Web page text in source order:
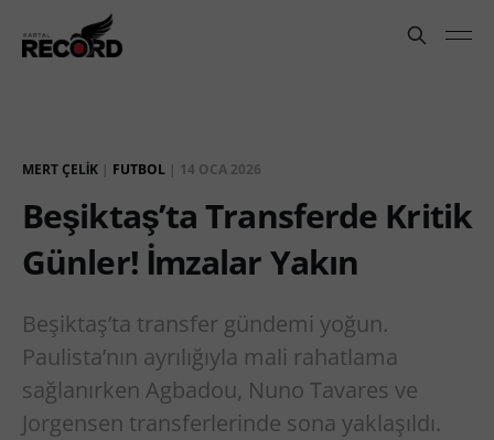
MERT ÇELIK | FUTBOL | 14 OCA 2026
Beşiktaş’ta Transferde Kritik
Günler! İmzalar Yakın
Beşiktaş’ta transfer gündemi yoğun.
Paulista’nın ayrılığıyla mali rahatlama
sağlanırken Agbadou, Nuno Tavares ve
Jorgensen transferlerinde sona yaklaşıldı.